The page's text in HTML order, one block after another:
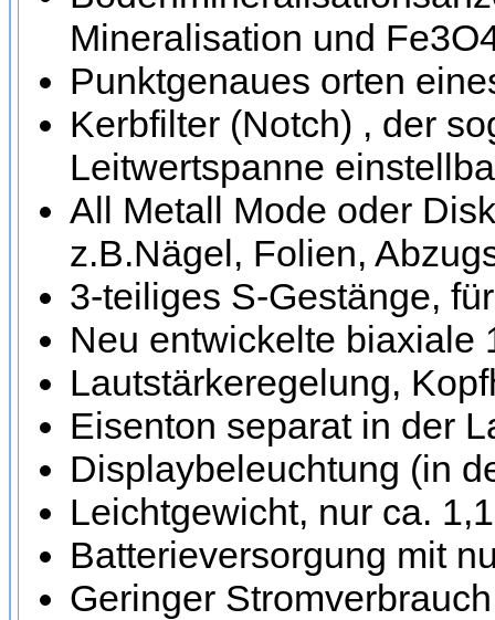
Mineralisation und
Punktgenaues orten
Kerbfilter (Notch) , der
Leitwertspanne
All Metall Mode oder
z.B.Nägel, Folien,
3-teiliges S-Gestänge,
Neu entwickelte biaxiale
Lautstärkeregelung,
Eisenton separat in der
Displaybeleuchtung (in
Leichtgewicht, nur ca.
Batterieversorgung mit
Geringer